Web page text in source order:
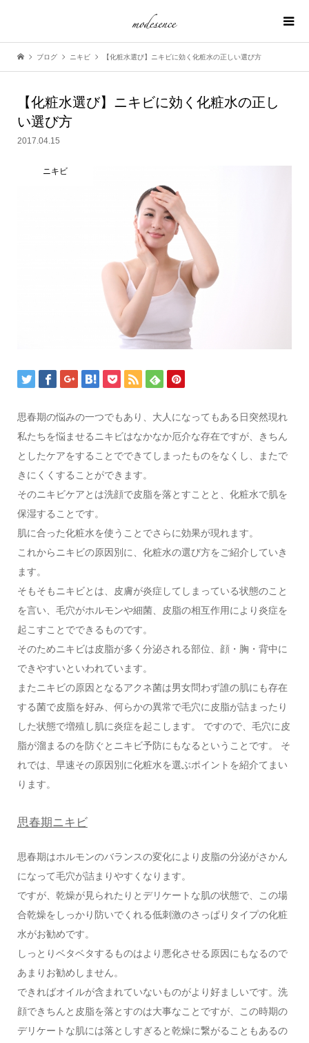
ブログ ニキビ 【化粧水選び】ニキビに効く化粧水の正しい選び方
【化粧水選び】ニキビに効く化粧水の正し
い選び方
2017.04.15
ニキビ
思春期の悩みの一つでもあり、大人になってもある日突然現れ
私たちを悩ませるニキビはなかなか厄介な存在ですが、きちん
としたケアをすることでできてしまったものをなくし、またで
きにくくすることができます。
そのニキビケアとは洗顔で皮脂を落とすことと、化粧水で肌を
保湿することです。
肌に合った化粧水を使うことでさらに効果が現れます。
これからニキビの原因別に、化粧水の選び方をご紹介していき
ます。
そもそもニキビとは、皮膚が炎症してしまっている状態のこと
を言い、毛穴がホルモンや細菌、皮脂の相互作用により炎症を
起こすことでできるものです。
そのためニキビは皮脂が多く分泌される部位、顔・胸・背中に
できやすいといわれています。
またニキビの原因となるアクネ菌は男女問わず誰の肌にも存在
する菌で皮脂を好み、何らかの異常で毛穴に皮脂が詰まったり
した状態で増殖し肌に炎症を起こします。 ですので、毛穴に皮
脂が溜まるのを防ぐとニキビ予防にもなるということです。 そ
れでは、早速その原因別に化粧水を選ぶポイントを紹介てまい
ります。
思春期ニキビ
思春期はホルモンのバランスの変化により皮脂の分泌がさかん
になって毛穴が詰まりやすくなります。
ですが、乾燥が見られたりとデリケートな肌の状態で、この場
合乾燥をしっかり防いでくれる低刺激のさっぱりタイプの化粧
水がお勧めです。
しっとりベタベタするものはより悪化させる原因にもなるので
あまりお勧めしません。
できればオイルが含まれていないものがより好ましいです。洗
顔できちんと皮脂を落とすのは大事なことですが、この時期の
デリケートな肌には落としすぎると乾燥に繋がることもあるの